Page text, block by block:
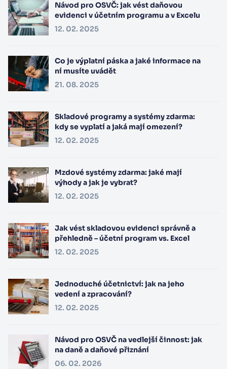
Návod pro OSVČ: jak vést daňovou
evidenci v účetním programu a v Excelu
12. 02. 2025
Co je výplatní páska a jaké informace na
ní musíte uvádět
21. 08. 2025
Skladové programy a systémy zdarma:
kdy se vyplatí a jaká mají omezení?
12. 02. 2025
Mzdové systémy zdarma: jaké mají
výhody a jak je vybrat?
12. 02. 2025
Jak vést skladovou evidenci správně a
přehledně – účetní program vs. Excel
12. 02. 2025
Jednoduché účetnictví: jak na jeho
vedení a zpracování?
12. 02. 2025
Návod pro OSVČ na vedlejší činnost: jak
na daně a daňové přiznání
06. 02. 2026